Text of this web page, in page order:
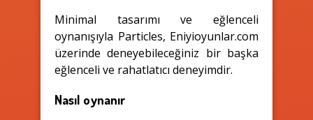
Minimal tasarımı ve eğlenceli
oynanışıyla Particles, Eniyioyunlar.com
üzerinde deneyebileceğiniz bir başka
eğlenceli ve rahatlatıcı deneyimdir.
Nasıl oynanır